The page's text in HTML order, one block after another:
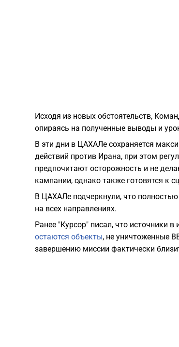
Исходя из новых обстоятельств,
опираясь на полученные выводы и
В эти дни в ЦАХАЛе сохраняется
действий против Ирана, при этом
предпочитают осторожность и не
кампании, однако также готовятся к
В ЦАХАЛе подчеркнули, что
на всех направлениях.
Ранее "Курсор" писал, что источники
остаются объекты, не уничтоженные
завершению миссии фактически